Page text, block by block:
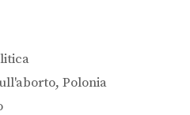
,Polonia